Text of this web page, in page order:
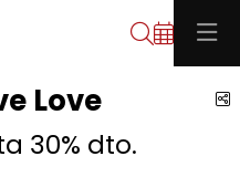
Buscar
Love
30% dto.